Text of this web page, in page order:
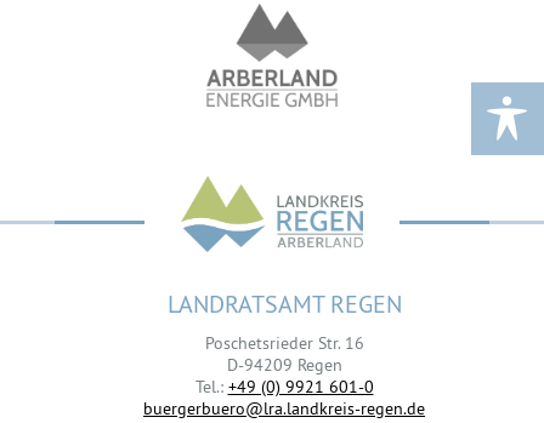
LANDRATSAMT REGEN
Poschetsrieder Str. 16
D-94209 Regen
Tel.: +49 (0) 9921 601-0
buergerbuero@lra.landkreis-regen.de